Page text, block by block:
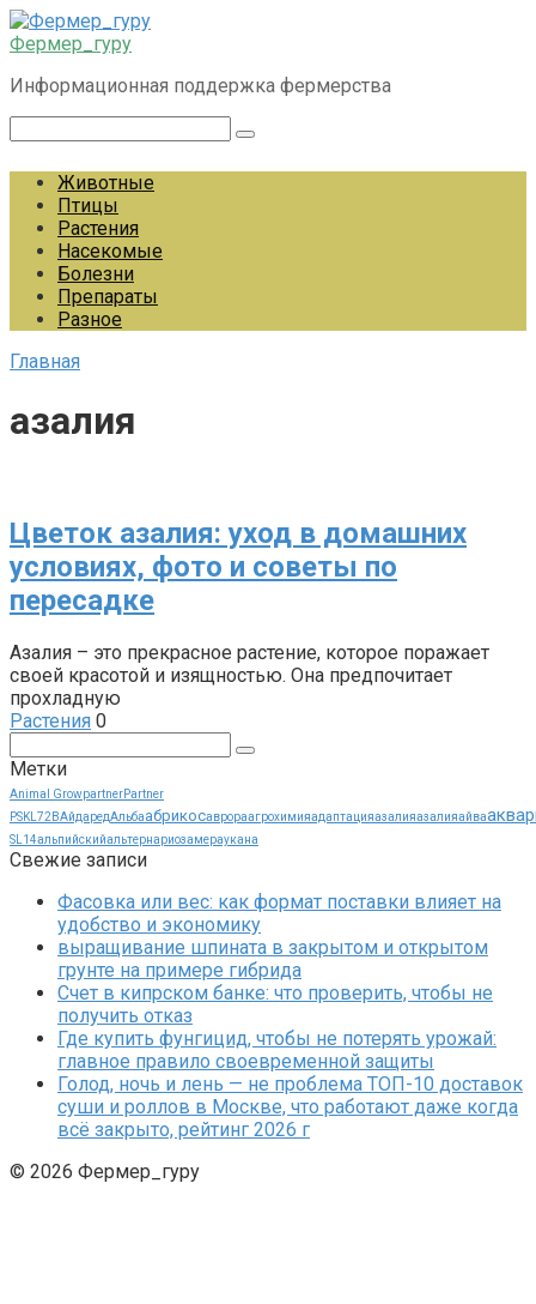
Перейти
к
Фермер_гуру
Информационная поддержка фермерства
Животные
Птицы
Растения
Насекомые
Болезни
Препараты
Разное
Главная
азалия
Цветок азалия: уход в домашних
условиях, фото и советы по
пересадке
Азалия – это прекрасное растение, которое поражает
своей красотой и изящностью. Она предпочитает
прохладную
Растения 0
Метки
Animal GrowpartnerPartner
PSKL72BАйдаредАльбаабрикосаврораагрохимияадаптацияазалияазалияайва
SL14альпийскийальтернариозамераукана
Свежие записи
Фасовка или вес: как формат поставки влияет на
удобство и экономику
выращивание шпината в закрытом и открытом
грунте на примере гибрида
Счет в кипрском банке: что проверить, чтобы не
получить отказ
Где купить фунгицид, чтобы не потерять урожай:
главное правило своевременной защиты
Голод, ночь и лень — не проблема ТОП-10 доставок
суши и роллов в Москве, что работают даже когда
всё закрыто, рейтинг 2026 г
© 2026 Фермер_гуру